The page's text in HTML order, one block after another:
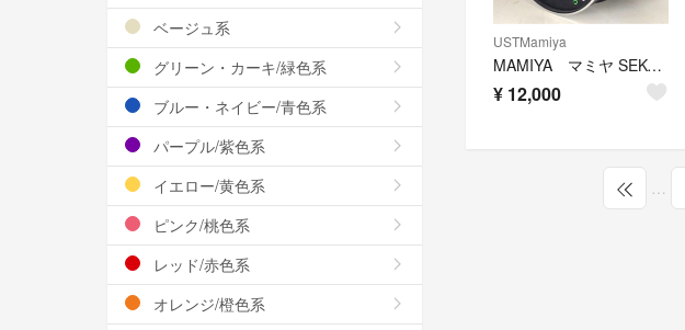
USTMamiya
MAMIYA マミヤ SEKOR C 90mm F3.8 単焦点レンズ
¥ 12,000
…
ベージュ系
グリーン・カーキ/緑色系
ブルー・ネイビー/青色系
パープル/紫色系
イエロー/黄色系
ピンク/桃色系
レッド/赤色系
オレンジ/橙色系